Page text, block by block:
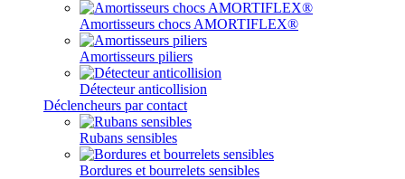
Amortisseurs chocs AMORTIFLEX®
Amortisseurs piliers
Détecteur anticollision
Déclencheurs par contact
Rubans sensibles
Bordures et bourrelets sensibles